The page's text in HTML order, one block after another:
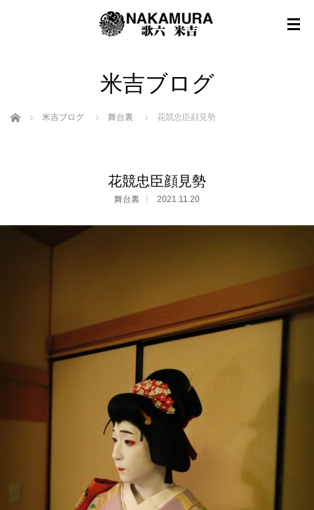
米吉ブログ
ホーム 米吉ブログ 舞台裏 花競忠臣顔見勢
花競忠臣顔見勢
舞台裏 2021.11.20